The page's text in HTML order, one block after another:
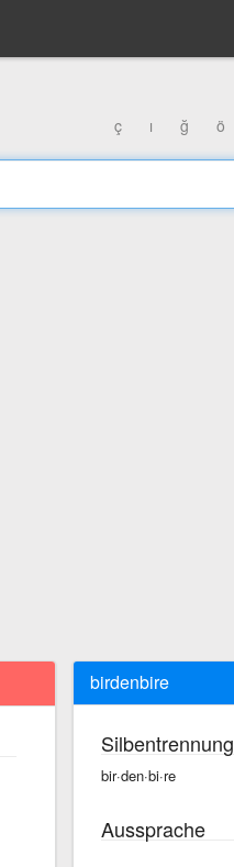
ç ı ğ ö
birdenbire
Silbentrennung
bir·den·bi·re
Aussprache